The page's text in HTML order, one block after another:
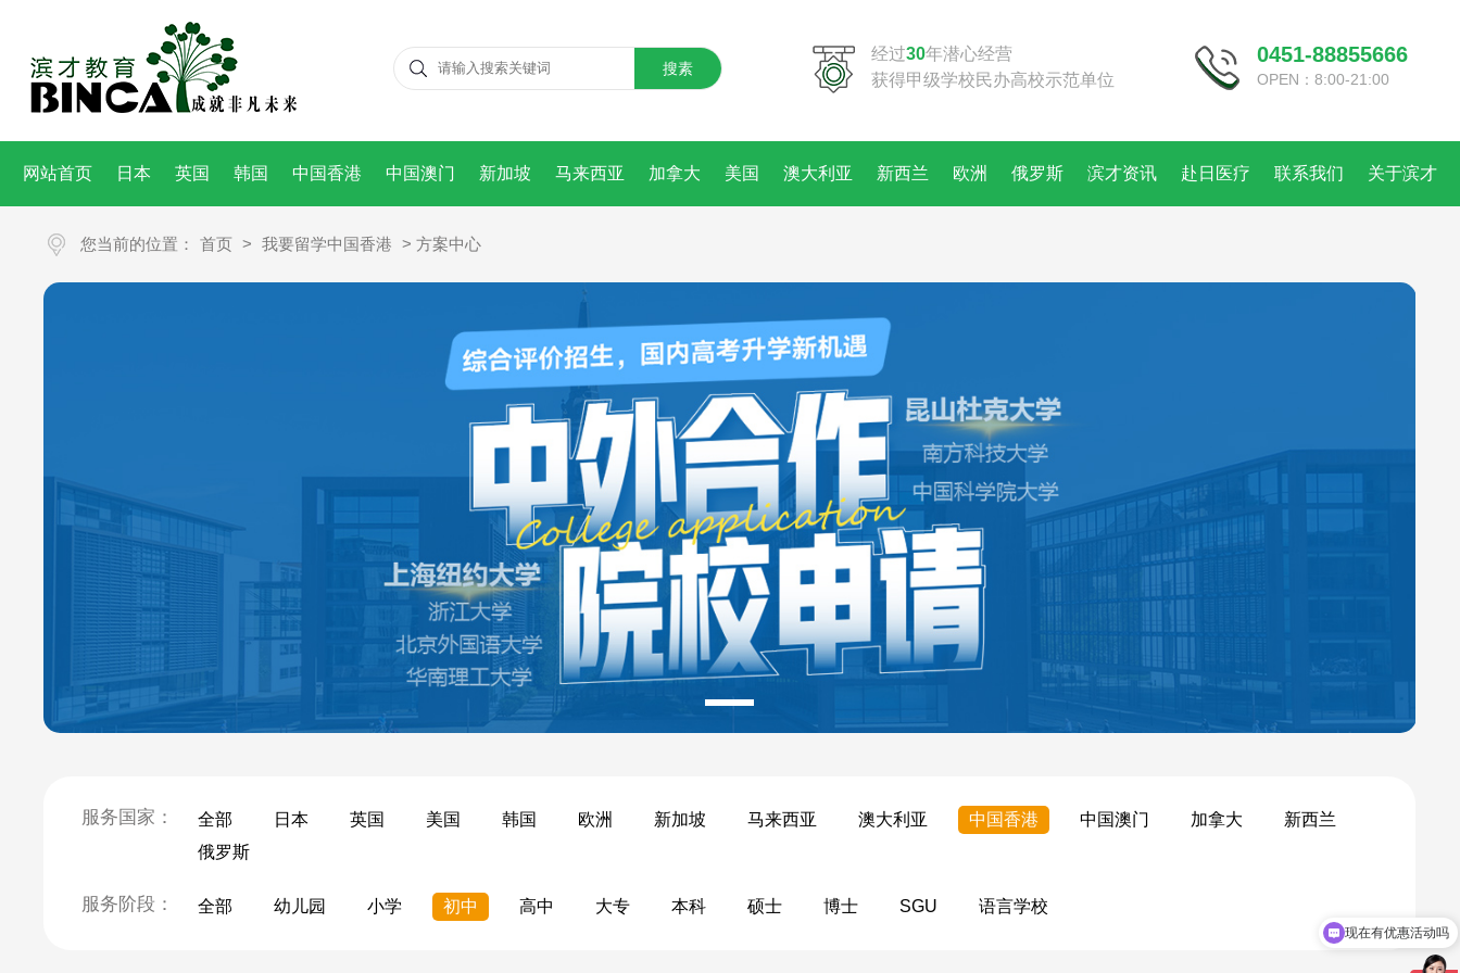
搜素
经过30年潜心经营
获得甲级学校民办高校示范单位
0451-88855666
OPEN：8:00-21:00
网站首页 日本 英国 韩国 中国香港 中国澳门 新加坡 马来西亚 加拿大 美国 澳大利亚 新西兰 欧洲 俄罗斯 滨才资讯 赴日医疗 联系我们 关于滨才
您当前的位置： 首页 > 我要留学中国香港 > 方案中心
服务国家： 全部 日本 英国 美国 韩国 欧洲 新加坡 马来西亚 澳大利亚 中国香港 中国澳门 加拿大
新西兰
俄罗斯
服务阶段： 全部 幼儿园 小学 初中 高中 大专 本科 硕士 博士 SGU 语言学校
现在有优惠活动吗